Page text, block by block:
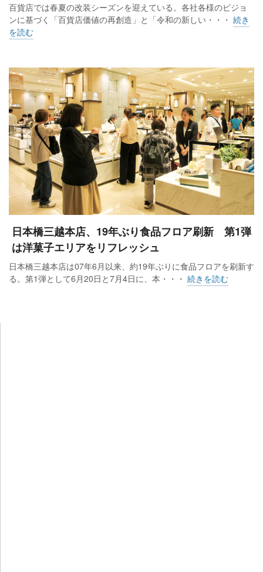
百貨店では春夏の改装シーズンを迎えている。各社各様のビジョ
ンに基づく「百貨店価値の再創造」と「令和の新しい・・・ 続き
を読む
日本橋三越本店、19年ぶり食品フロア刷新 第1弾
は洋菓子エリアをリフレッシュ
日本橋三越本店は07年6月以来、約19年ぶりに食品フロアを刷新す
る。第1弾として6月20日と7月4日に、本・・・ 続きを読む